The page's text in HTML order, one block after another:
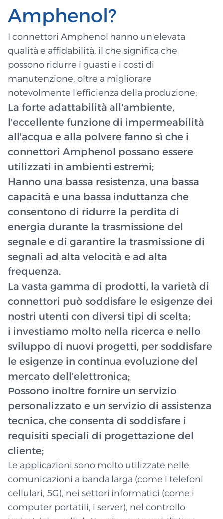
Amphenol?
I connettori Amphenol hanno un'elevata
qualità e affidabilità, il che significa che
possono ridurre i guasti e i costi di
manutenzione, oltre a migliorare
notevolmente l'efficienza della produzione;
La forte adattabilità all'ambiente,
l'eccellente funzione di impermeabilità
all'acqua e alla polvere fanno sì che i
connettori Amphenol possano essere
utilizzati in ambienti estremi;
Hanno una bassa resistenza, una bassa
capacità e una bassa induttanza che
consentono di ridurre la perdita di
energia durante la trasmissione del
segnale e di garantire la trasmissione di
segnali ad alta velocità e ad alta
frequenza.
La vasta gamma di prodotti, la varietà di
connettori può soddisfare le esigenze dei
nostri utenti con diversi tipi di scelta;
i investiamo molto nella ricerca e nello
sviluppo di nuovi progetti, per soddisfare
le esigenze in continua evoluzione del
mercato dell'elettronica;
Possono inoltre fornire un servizio
personalizzato e un servizio di assistenza
tecnica, che consenta di soddisfare i
requisiti speciali di progettazione del
cliente;
Le applicazioni sono molto utilizzate nelle
comunicazioni a banda larga (come i telefoni
cellulari, 5G), nei settori informatici (come i
computer portatili, i server), nel controllo